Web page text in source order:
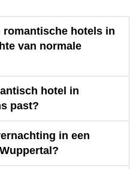
romantische hotels in
van normale
hotel in
past?
in een